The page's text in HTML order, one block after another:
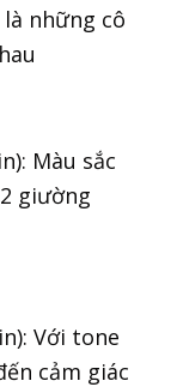
những cô
Màu sắc
giường
Với tone
cảm giác